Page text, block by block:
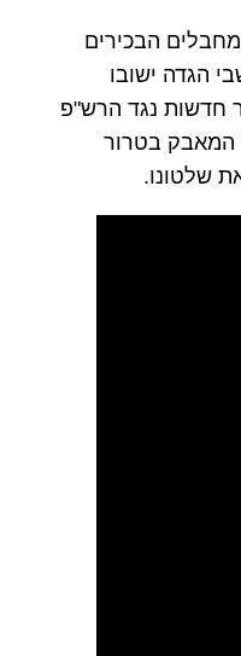
הבכירים
הגדה ישובו
חדשות נגד הרש"פ
המאבק בטרור
שלטונו.